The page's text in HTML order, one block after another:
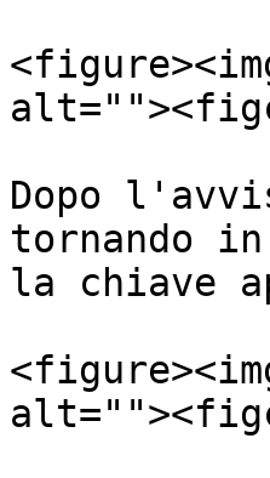
Dopo
tornando
la chiave